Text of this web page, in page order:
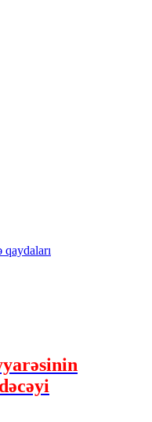
qaydaları